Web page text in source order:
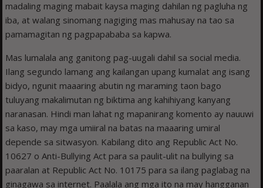
madaling maging mabait kaysa maging dahilan ng pagluha ng
iba, at walang sinomang nagiging mas mahusay na tao sa
pamamagitan ng pagpapababa sa kapwa.
Mas lumalala ang ganitong pag-uugali dahil sa social media.
Ilang segundo lamang ang kailangan upang kumalat ang isang
bidyo, ngunit maaaring abutin ng maraming taon bago
tuluyang makalimutan ng biktima ang kahihiyang kanyang
naranasan. Hindi man lahat ng mapanirang komento ay nauuwi
sa kaso, may mga umiiral na batas na maaaring umiral
depende sa sitwasyon. Kabilang dito ang Republic Act No.
10627 o Anti-Bullying Act para sa paulit-ulit na bullying sa
paaralan at Republic Act No. 10175 para sa ilang paglabag na
ginagawa sa internet. Paalala ang mga ito na may hangganan